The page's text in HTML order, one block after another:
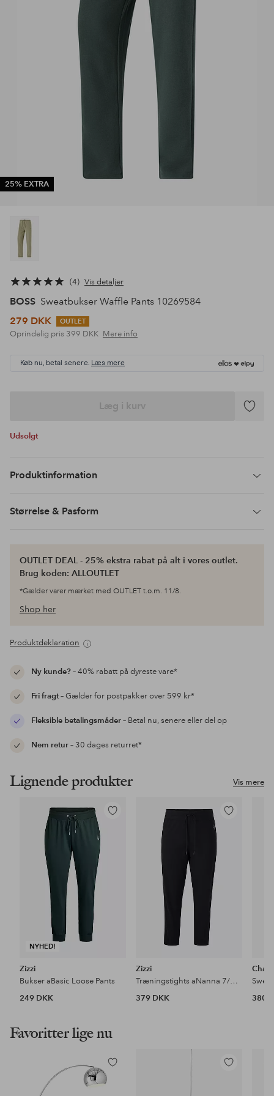
25% EXTRA
4 Vis detaljer
BOSS Sweatbukser Waffle Pants 10269584
279 DKK
OUTLET
Oprindelig pris 399 DKK Mere info
Køb nu, betal senere. Læs mere
Læg i kurv
Tilføj
Udsolgt
Produktinformation
Størrelse & Pasform
OUTLET DEAL - 25% ekstra rabat på alt i vores outlet.
Brug koden: ALLOUTLET
*Gælder varer mærket med OUTLET t.o.m. 11/8.
Shop her
Produktdeklaration
Ny kunde?– 40% rabatt på dyreste vare*
Fri fragt– Gælder for postpakker over 599 kr*
Fleksible betalingsmåder– Betal nu, senere eller del op
Nem retur– 30 dages returret*
Vis mere
Lignende produkter
NYHED!
Tilføj
Zizzi
Bukser aBasic Loose Pants
249 DKK
Tilføj
Zizzi
Træningstights aNanna 7/8 Pockers Tights
379 DKK
380
Favoritter lige nu
Tilføj
til
Tilføj